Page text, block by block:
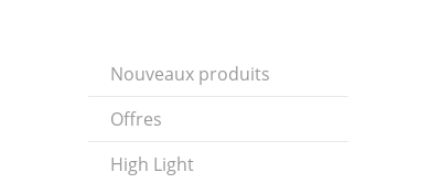
Nouveaux produits
Offres
High Light